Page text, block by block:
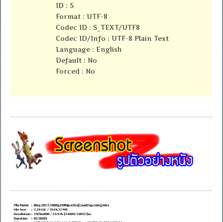
ID : 5
Format : UTF-8
Codec ID : S_TEXT/UTF8
Codec ID/Info : UTF-8 Plain Text
Language : English
Default : No
Forced : No